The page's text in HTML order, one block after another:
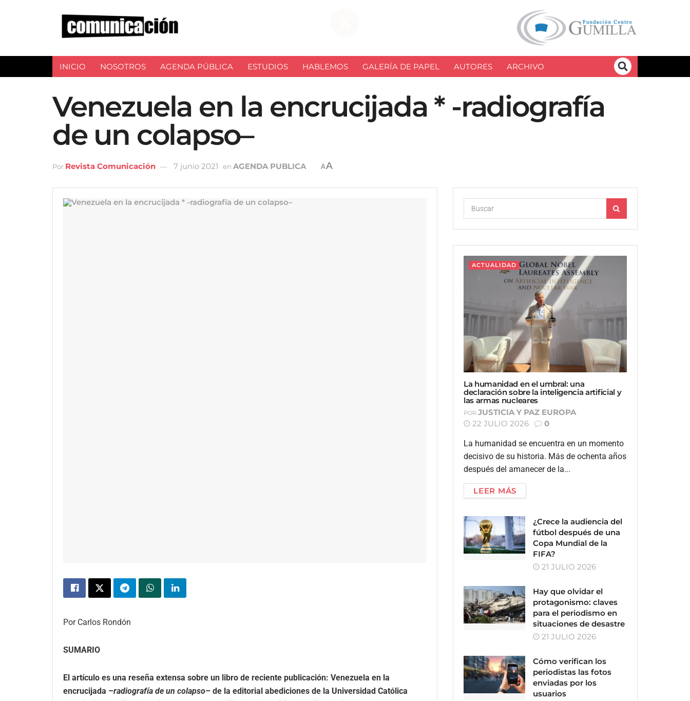
INICIO NOSOTROS AGENDA PÚBLICA ESTUDIOS HABLEMOS GALERÍA DE PAPEL AUTORES ARCHIVO
Venezuela en la encrucijada * -radiografía
de un colapso–
Por Revista Comunicación 7 junio 2021 en AGENDA PUBLICA AA
Por Carlos Rondón
SUMARIO
El artículo es una reseña extensa sobre un libro de reciente publicación: Venezuela en la
encrucijada –radiografía de un colapso– de la editorial abediciones de la Universidad Católica
ACTUALIDAD
La humanidad en el umbral: una
declaración sobre la inteligencia artificial y
las armas nucleares
POR JUSTICIA Y PAZ EUROPA
22 JULIO 2026
0
La humanidad se encuentra en un momento
decisivo de su historia. Más de ochenta años
después del amanecer de la...
LEER MÁS
¿Crece la audiencia del
fútbol después de una
Copa Mundial de la
FIFA?
21 JULIO 2026
Hay que olvidar el
protagonismo: claves
para el periodismo en
situaciones de desastre
21 JULIO 2026
Cómo verifican los
periodistas las fotos
enviadas por los
usuarios